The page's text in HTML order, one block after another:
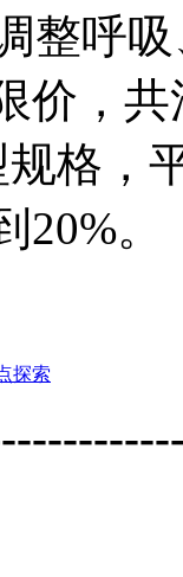
整呼
价，
格，
。
探索